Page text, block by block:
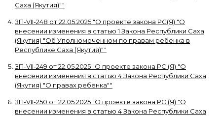
Саха (Якутия)""
ЗП-VII-248 от22.05.2025 "О проекте закона РС(Я) "О
внесении изменения в статью 1 Закона Республики Саха
(Якутия) "Об Уполномоченном по правам ребенка в
Республике Саха (Якутия)""
ЗП-VII-249 от22.05.2025 "О проекте закона РС (Я) "О
внесении изменения в статью 4 Закона Республики Саха
(Якутия) "О правах ребенка""
ЗП-VII-250 от22.05.2025 "О проекте закона РС (Я) "О
внесении изменения в статью 4 Закона Республики Саха